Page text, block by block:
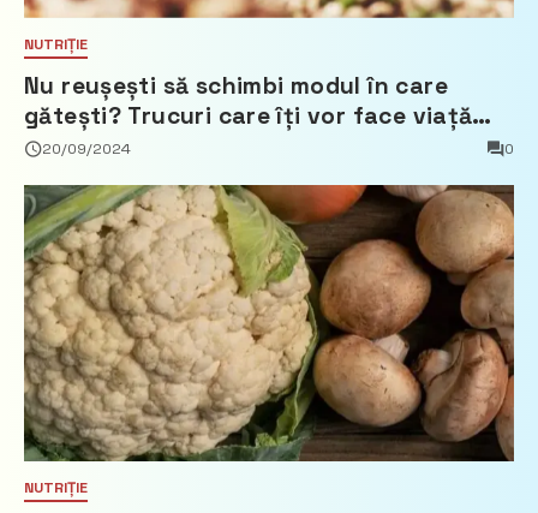
NUTRIȚIE
Nu reușești să schimbi modul în care
gătești? Trucuri care îți vor face viață
mai ușoară
20/09/2024 0
NUTRIȚIE